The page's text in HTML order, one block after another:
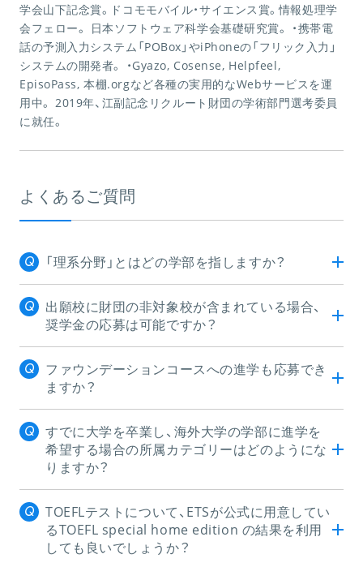
学会⼭下記念賞。ドコモモバイル・サイエンス賞。情報処理学
会フェロー。 ⽇本ソフトウェア科学会基礎研究賞。 ・携帯電
話の予測入力システム「POBox」やiPhoneの「フリック入力」
システムの開発者。 ・Gyazo, Cosense, Helpfeel,
EpisoPass, 本棚.orgなど各種の実用的なWebサービスを運
用中。 2019年、江副記念リクルート財団の学術部門選考委員
に就任。
よくあるご質問
「理系分野」とはどの学部を指しますか？
出願校に財団の非対象校が含まれている場合、
奨学金の応募は可能ですか？
ファウンデーションコースへの進学も応募でき
ますか？
すでに大学を卒業し、海外大学の学部に進学を
希望する場合の所属カテゴリーはどのようにな
りますか？
TOEFLテストについて、ETSが公式に用意してい
るTOEFL special home edition の結果を利用
しても良いでしょうか？